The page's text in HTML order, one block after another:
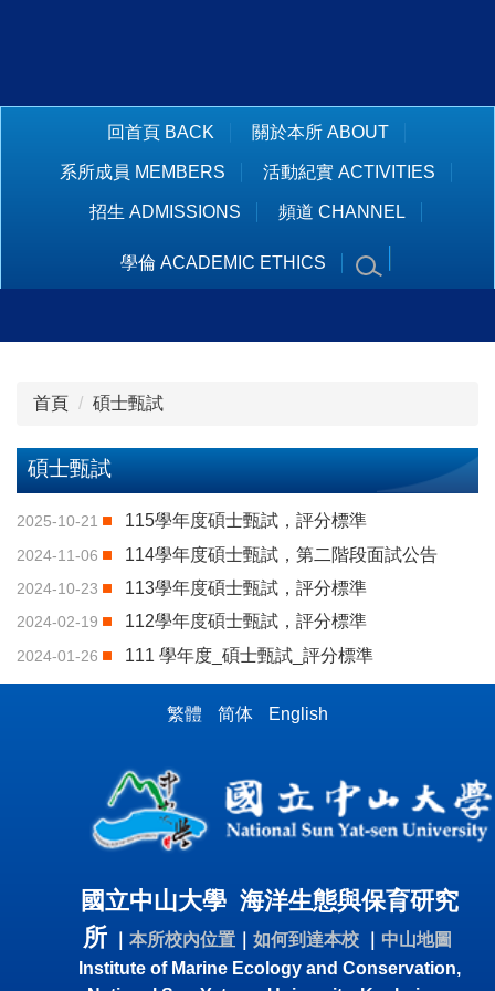
回首頁 BACK 關於本所 ABOUT
系所成員 MEMBERS 活動紀實 ACTIVITIES
招生 ADMISSIONS 頻道 CHANNEL
學倫 ACADEMIC ETHICS
首頁 碩士甄試
碩士甄試
2025-10-21 115學年度碩士甄試，評分標準
2024-11-06 114學年度碩士甄試，第二階段面試公告
2024-10-23 113學年度碩士甄試，評分標準
2024-02-19 112學年度碩士甄試，評分標準
2024-01-26 111 學年度_碩士甄試_評分標準
繁體 简体 English
國立中山大學 海洋生態與保育研究
所
本所校內位置 如何到達本校
中山地圖
Institute of Marine Ecology and Conservation,